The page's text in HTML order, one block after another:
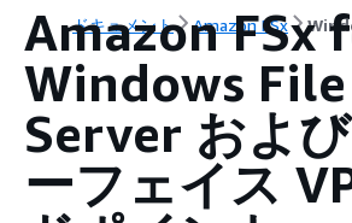
ドキュメント Amazon FSx
Amazon FSx
Windows File
Server およ
ーフェイス